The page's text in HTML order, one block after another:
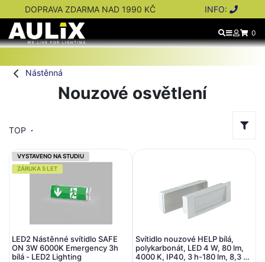
DOPRAVA ZDARMA NAD 1990 KČ INFO:
0
Nástěnná
Nouzové osvětlení
TOP
VYSTAVENO NA STUDIU
ZÁRUKA 5 LET
LED2 Nástěnné svítidlo SAFE
ON 3W 6000K Emergency 3h
bílá - LED2 Lighting
Svítidlo nouzové HELP bílá,
polykarbonát, LED 4 W, 80 lm,
4000 K, IP40, 3 h-180 lm, 8,3 x